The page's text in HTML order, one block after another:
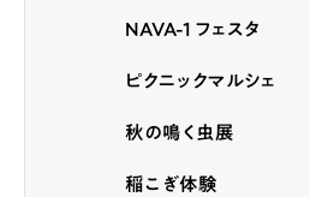
NAVA-1 フェスタ
ピクニックマルシェ
秋の鳴く虫展
稲こぎ体験